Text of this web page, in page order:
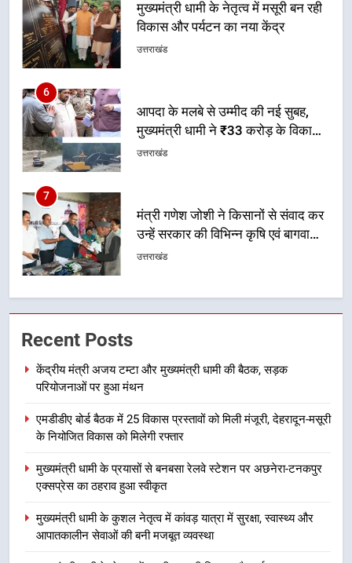
आपदा के मलबे से उम्मीद की नई सुबह,
मुख्यमंत्री धामी ने ₹33 करोड़ के विकास
और राहत कार्यों से धराली को फिर खड़ा
उत्तराखंड
7
मंत्री गणेश जोशी ने किसानों से संवाद कर
उन्हें सरकार की विभिन्न कृषि एवं बागवानी
योजनाओं का अधिक से अधिक लाभ उठाने
उत्तराखंड
8
खेल मंत्री रेखा आर्या ने देवभूमि से बुलंद
किया 2036 ओलंपिक मेजबानी का संकल्प
उत्तराखंड
1
उत्तराखंड
एमडीडीए बोर्ड बैठक में 25 विकास प्रस्तावों
को मिली मंजूरी, देहरादून-मसूरी के
नियोजित विकास को मिलेगी रफ्तार
उत्तराखंड
मुख्यमंत्री धामी के प्रयासों से बनबसा रेलवे
स्टेशन पर अछनेरा-टनकपुर एक्सप्रेस का
Recent Posts
केंद्रीय मंत्री अजय टम्टा और मुख्यमंत्री धामी की बैठक, सड़क
परियोजनाओं पर हुआ मंथन
एमडीडीए बोर्ड बैठक में 25 विकास प्रस्तावों को मिली मंजूरी, देहरादून-मसूरी
के नियोजित विकास को मिलेगी रफ्तार
मुख्यमंत्री धामी के प्रयासों से बनबसा रेलवे स्टेशन पर अछनेरा-टनकपुर
एक्सप्रेस का ठहराव हुआ स्वीकृत
मुख्यमंत्री धामी के कुशल नेतृत्व में कांवड़ यात्रा में सुरक्षा, स्वास्थ्य और
आपातकालीन सेवाओं की बनी मजबूत व्यवस्था